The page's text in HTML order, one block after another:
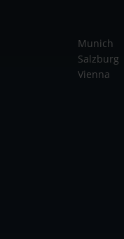
Munich
Salzburg
Vienna